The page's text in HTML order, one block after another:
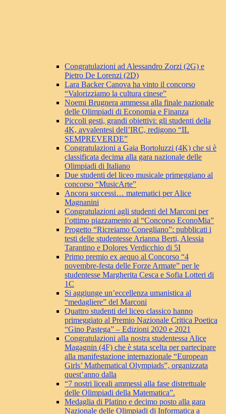
Congratulazioni ad Alessandro Zorzi (2G) e
Pietro De Lorenzi (2D)
Lara Backer Canova ha vinto il concorso
“Valorizziamo la cultura cinese”
Noemi Brugnera ammessa alla finale nazionale
delle Olimpiadi di Economia e Finanza
Piccoli gesti, grandi obiettivi: gli studenti della
4K, avvalentesi dell’IRC, redigono “IL
SEMPREVERDE”
Congratulazioni a Gaia Bortoluzzi (4K) che si è
classificata decima alla gara nazionale delle
Olimpiadi di Italiano
Due studenti del liceo musicale primeggiano al
concorso “MusicArte”
Ancora successi… matematici per Alice
Magnanini
Congratulazioni agli studenti del Marconi per
l’ottimo piazzamento al “Concorso EconoMia”
Progetto “Ricreiamo Conegliano”: pubblicati i
testi delle studentesse Arianna Berti, Alessia
Tarantino e Dolores Verdicchio di 5I
Primo premio ex aequo al Concorso “4
novembre-festa delle Forze Armate” per le
studentesse Margherita Cesca e Sofia Lotteri di
1C
Si aggiunge un’eccellenza umanistica al
“medagliere” del Marconi
Quattro studenti del liceo classico hanno
primeggiato al Premio Nazionale Critica Poetica
“Gino Pastega” – Edizioni 2020 e 2021
Congratulazioni alla nostra studentessa Alice
Magagnin (4F) che è stata scelta per partecipare
alla manifestazione internazionale “European
Girls’ Mathematical Olympiads”, organizzata
quest’anno dalla
“7 nostri liceali ammessi alla fase distrettuale
delle Olimpiadi della Matematica”.
Medaglia di Platino e decimo posto alla gara
Nazionale delle Olimpiadi di Informatica a